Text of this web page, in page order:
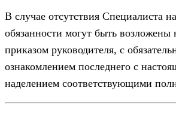
В случае отсутствия Специалиста
обязанности могут быть возложены
приказом руководителя, с
ознакомлением последнего с
наделением соответствующими